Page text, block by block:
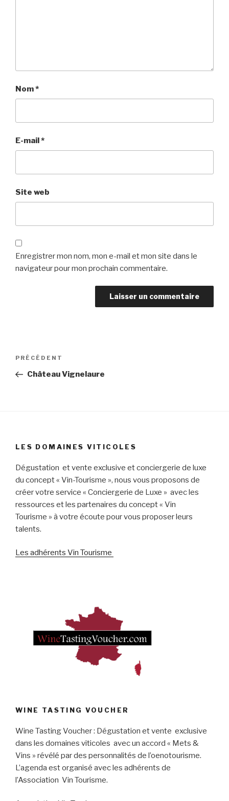
Nom*
E-mail*
Site web
Enregistrer mon nom, mon e-mail et mon site dans le
navigateur pour mon prochain commentaire.
Navigation
l’article
Article
précédent
PRÉCÉDENT
Château Vignelaure
LES DOMAINES VITICOLES
Dégustation et vente exclusive et conciergerie de luxe
du concept « Vin-Tourisme », nous vous proposons de
créer votre service « Conciergerie de Luxe » avec les
ressources et les partenaires du concept « Vin
Tourisme » à votre écoute pour vous proposer leurs
talents.
Les adhérents Vin Tourisme
WINE TASTING VOUCHER
Wine Tasting Voucher : Dégustation et vente exclusive
dans les domaines viticoles avec un accord « Mets &
Vins » révélé par des personnalités de l’oenotourisme.
L’agenda est organisé avec les adhérents de
l’Association Vin Tourisme.